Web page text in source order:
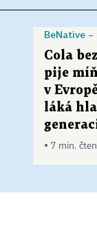
BeNative –
Cola
pije
v
láká
▪ 7 min.